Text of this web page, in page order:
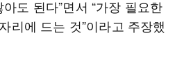
도 된다”면서 “가장 필요한
리에 드는 것”이라고 주장했